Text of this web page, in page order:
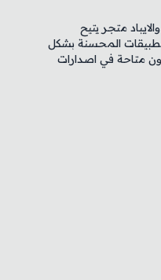
متجر يتيح
المحسنة بشكل
متاحة في اصدارات